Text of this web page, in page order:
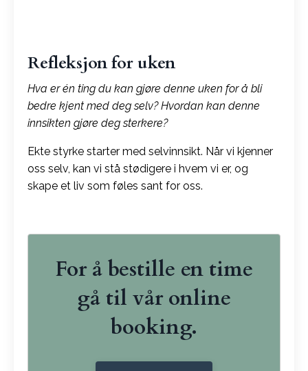
Refleksjon for uken
Hva er én ting du kan gjøre denne uken for å bli
bedre kjent med deg selv? Hvordan kan denne
innsikten gjøre deg sterkere?
Ekte styrke starter med selvinnsikt. Når vi kjenner
oss selv, kan vi stå stødigere i hvem vi er, og
skape et liv som føles sant for oss.
For å bestille en time
gå til vår online
booking.